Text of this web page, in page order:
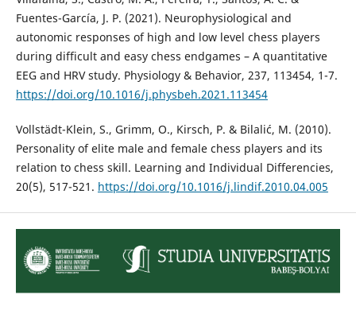
Fuentes-García, J. P. (2021). Neurophysiological and
autonomic responses of high and low level chess players
during difficult and easy chess endgames – A quantitative
EEG and HRV study. Physiology & Behavior, 237, 113454, 1-7.
https://doi.org/10.1016/j.physbeh.2021.113454
Vollstädt-Klein, S., Grimm, O., Kirsch, P. & Bilalić, M. (2010).
Personality of elite male and female chess players and its
relation to chess skill. Learning and Individual Differencies,
20(5), 517-521. https://doi.org/10.1016/j.lindif.2010.04.005